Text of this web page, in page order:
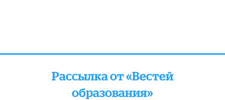
Рассылка от «Вестей
образования»